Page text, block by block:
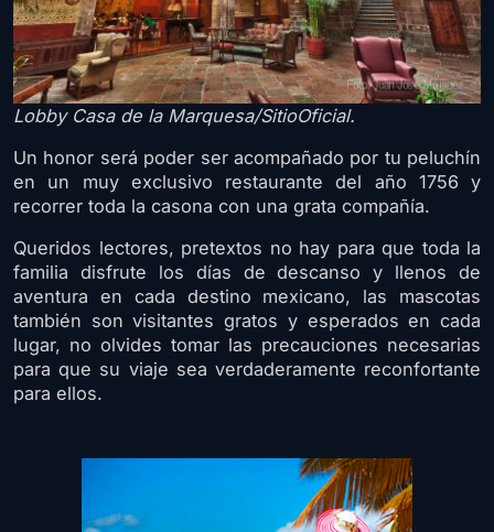
Lobby Casa de la Marquesa/SitioOficial.
Un honor será poder ser acompañado por tu peluchín
en un muy exclusivo restaurante del año 1756 y
recorrer toda la casona con una grata compañía.
Queridos lectores, pretextos no hay para que toda la
familia disfrute los días de descanso y llenos de
aventura en cada destino mexicano, las mascotas
también son visitantes gratos y esperados en cada
lugar, no olvides tomar las precauciones necesarias
para que su viaje sea verdaderamente reconfortante
para ellos.